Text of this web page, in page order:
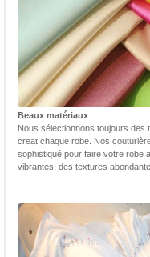
Beaux matériaux
Nous sélectionnons toujours des
creat chaque robe. Nos
sophistiqué pour faire votre robe
vibrantes, des textures